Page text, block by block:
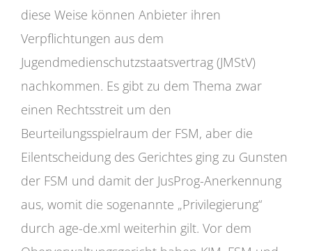
diese Weise können Anbieter ihren
Verpflichtungen aus dem
Jugendmedienschutzstaatsvertrag (JMStV)
nachkommen. Es gibt zu dem Thema zwar
einen Rechtsstreit um den
Beurteilungsspielraum der FSM, aber die
Eilentscheidung des Gerichtes ging zu Gunsten
der FSM und damit der JusProg-Anerkennung
aus, womit die sogenannte „Privilegierung“
durch age-de.xml weiterhin gilt. Vor dem